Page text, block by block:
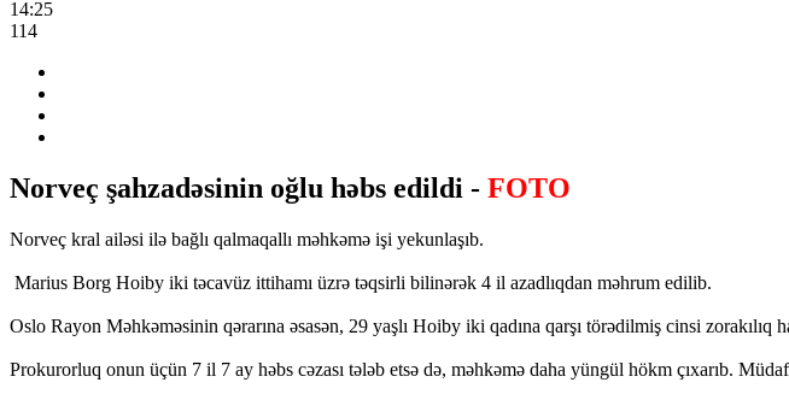
14:25
114
Norveç şahzadəsinin oğlu həbs edildi - FOTO
Norveç kral ailəsi ilə bağlı qalmaqallı məhkəmə işi yekunlaşıb.
Marius Borg Hoiby iki təcavüz ittihamı üzrə təqsirli bilinərək 4 il azadlıqdan məhrum edilib.
Oslo Rayon Məhkəməsinin qərarına əsasən, 29 yaşlı Hoiby iki qadına qarşı törədilmiş cinsi
Prokurorluq onun üçün 7 il 7 ay həbs cəzası tələb etsə də, məhkəmə daha yüngül hökm çıxarıb.